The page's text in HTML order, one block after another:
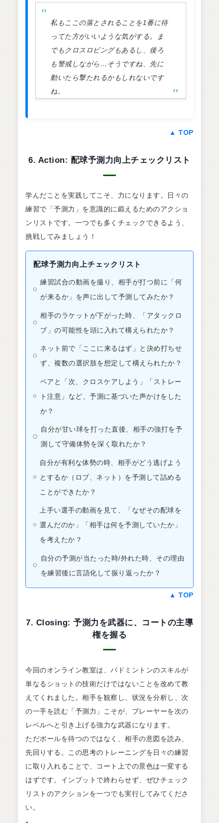
私もここの落とされることを1番に待
ってた方がいいような気がする。ま
でもクロスロビングもあるし、後ろ
も警戒しながら…そうですね、先に
動いたら撃たれるかもしれないです
ね。
▲ TOP
6. Action: 配球予測力向上チェックリスト
学んだことを実践してこそ、力になります。日々の
練習で「予測力」を意識的に鍛えるためのアクショ
ンリストです。一つでも多くチェックできるよう、
挑戦してみましょう！
配球予測力向上チェックリスト
練習試合の動画を撮り、相手が打つ前に「何
が来るか」を声に出して予測してみたか？
相手のラケットが下がった時、「アタックロ
ブ」の可能性を頭に入れて構えられたか？
ネット前で「ここに来るはず」と決め打ちせ
ず、複数の選択肢を想定して構えられたか？
ペアと「次、クロスケアしよう」「ストレー
ト注意」など、予測に基づいた声かけをした
か？
自分が甘い球を打った直後、相手の強打を予
測して守備体勢を深く取れたか？
自分が有利な体勢の時、相手がどう逃げよう
とするか（ロブ、ネット）を予測して詰める
ことができたか？
上手い選手の動画を見て、「なぜその配球を
選んだのか」「相手は何を予測していたか」
を考えたか？
自分の予測が当たった時/外れた時、その理由
を練習後に言語化して振り返ったか？
▲ TOP
7. Closing: 予測力を武器に、コートの主導
権を握る
今回のオンライン教室は、バドミントンのスキルが
単なるショットの技術だけではないことを改めて教
えてくれました。相手を観察し、状況を分析し、次
の一手を読む「予測力」こそが、プレーヤーを次の
レベルへと引き上げる強力な武器になります。
ただボールを待つのではなく、相手の意図を読み、
先回りする。この思考のトレーニングを日々の練習
に取り入れることで、コート上での景色は一変する
はずです。インプットで終わらせず、ぜひチェック
リストのアクションを一つでも実行してみてくださ
い。